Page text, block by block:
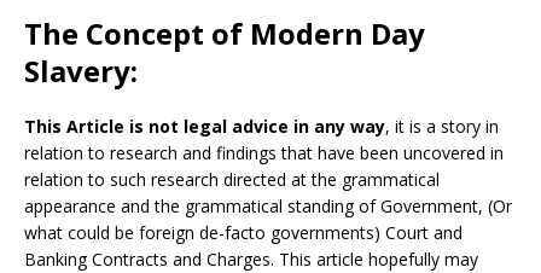
The Concept of Modern Day
Slavery:
This Article is not legal advice in any way, it is a story in
relation to research and findings that have been uncovered in
relation to such research directed at the grammatical
appearance and the grammatical standing of Government, (Or
what could be foreign de-facto governments) Court and
Banking Contracts and Charges. This article hopefully may